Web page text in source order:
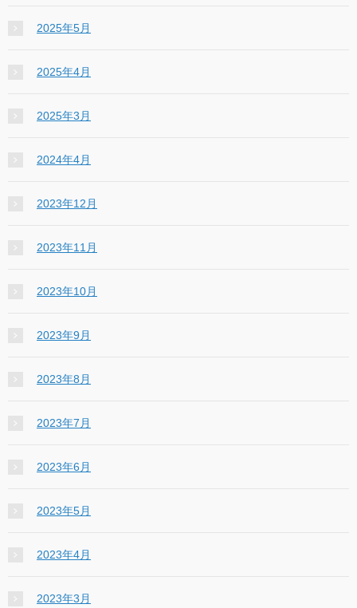
2025年5月
2025年4月
2025年3月
2024年4月
2023年12月
2023年11月
2023年10月
2023年9月
2023年8月
2023年7月
2023年6月
2023年5月
2023年4月
2023年3月